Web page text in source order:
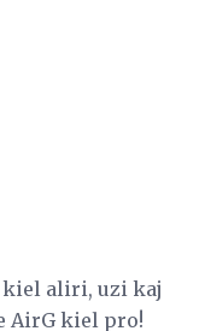
aliri, uzi kaj
AirG kiel pro!